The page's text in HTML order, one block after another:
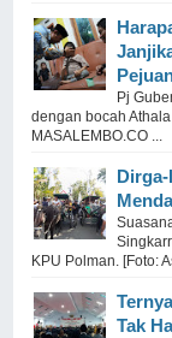
Pj
dengan bocah
MASALEMBO.CO ...
KPU Polman. [Foto:
Tak